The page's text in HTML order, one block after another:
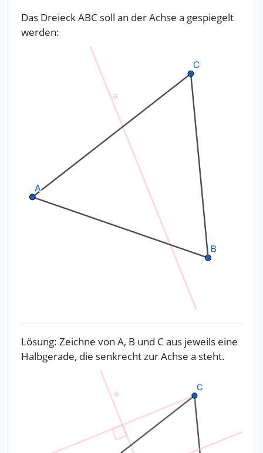
Das Dreieck ABC soll an der Achse a gespiegelt
werden:
Lösung: Zeichne von A, B und C aus jeweils eine
Halbgerade, die senkrecht zur Achse a steht.